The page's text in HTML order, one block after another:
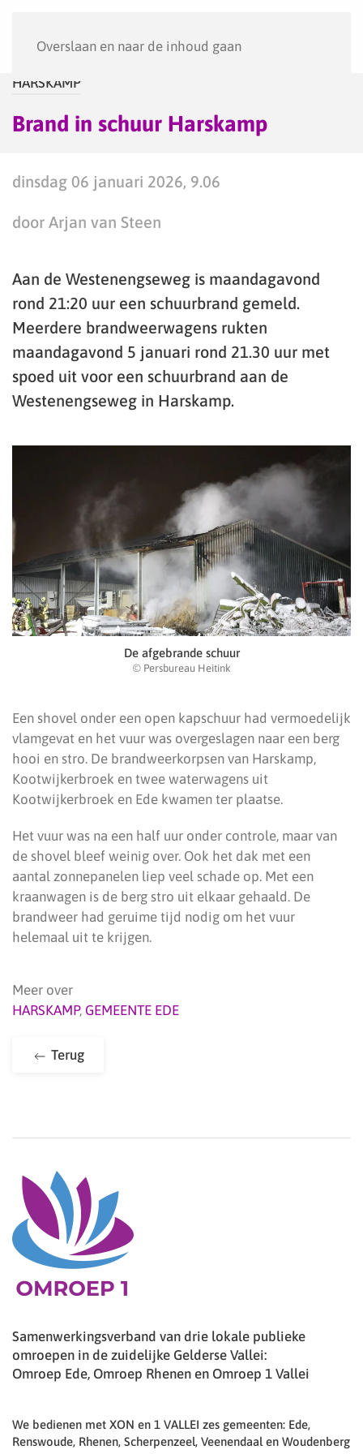
Overslaan en naar de inhoud gaan
HARSKAMP
Brand in schuur Harskamp
dinsdag 06 januari 2026, 9.06
door Arjan van Steen
Aan de Westenengseweg is maandagavond
rond 21:20 uur een schuurbrand gemeld.
Meerdere brandweerwagens rukten
maandagavond 5 januari rond 21.30 uur met
spoed uit voor een schuurbrand aan de
Westenengseweg in Harskamp.
De afgebrande schuur
© Persbureau Heitink
Een shovel onder een open kapschuur had vermoedelijk
vlamgevat en het vuur was overgeslagen naar een berg
hooi en stro. De brandweerkorpsen van Harskamp,
Kootwijkerbroek en twee waterwagens uit
Kootwijkerbroek en Ede kwamen ter plaatse.
Het vuur was na een half uur onder controle, maar van
de shovel bleef weinig over. Ook het dak met een
aantal zonnepanelen liep veel schade op. Met een
kraanwagen is de berg stro uit elkaar gehaald. De
brandweer had geruime tijd nodig om het vuur
helemaal uit te krijgen.
Meer over
HARSKAMP, GEMEENTE EDE
Terug
Samenwerkingsverband van drie lokale publieke
omroepen in de zuidelijke Gelderse Vallei:
Omroep Ede, Omroep Rhenen en Omroep 1 Vallei
We bedienen met XON en 1 VALLEI zes gemeenten: Ede,
Renswoude, Rhenen, Scherpenzeel, Veenendaal en Woudenberg